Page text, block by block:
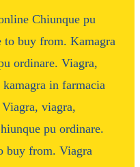
Chiunque pu
to buy from. Kamagra
ordinare. Viagra,
in farmacia
viagra,
pu ordinare.
buy from. Viagra